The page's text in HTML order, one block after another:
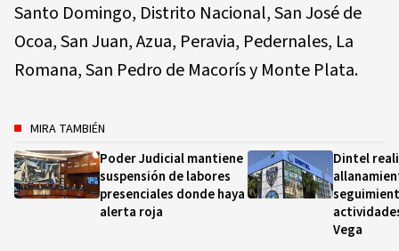
Santo Domingo, Distrito Nacional, San José de
Ocoa, San Juan, Azua, Peravia, Pedernales, La
Romana, San Pedro de Macorís y Monte Plata.
MIRA TAMBIÉN
Poder Judicial mantiene
suspensión de labores
presenciales donde haya
alerta roja
Dintel
Vega